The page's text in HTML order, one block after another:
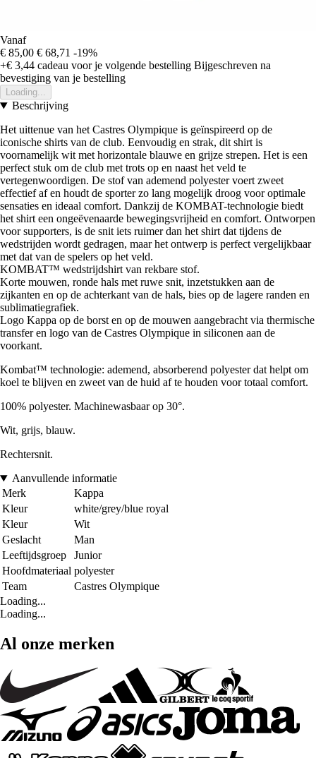
Vanaf
€ 85,00 € 68,71 -19%
+€ 3,44 cadeau voor je volgende bestelling Bijgeschreven na
bevestiging van je bestelling
Loading...
Beschrijving
Het uittenue van het Castres Olympique is geïnspireerd op de
iconische shirts van de club. Eenvoudig en strak, dit shirt is
voornamelijk wit met horizontale blauwe en grijze strepen. Het is een
perfect stuk om de club met trots op en naast het veld te
vertegenwoordigen. De stof van ademend polyester voert zweet
effectief af en houdt de sporter zo lang mogelijk droog voor optimale
sensaties en ideaal comfort. Dankzij de KOMBAT-technologie biedt
het shirt een ongeëvenaarde bewegingsvrijheid en comfort. Ontworpen
voor supporters, is de snit iets ruimer dan het shirt dat tijdens de
wedstrijden wordt gedragen, maar het ontwerp is perfect vergelijkbaar
met dat van de spelers op het veld.
KOMBAT™ wedstrijdshirt van rekbare stof.
Korte mouwen, ronde hals met ruwe snit, inzetstukken aan de
zijkanten en op de achterkant van de hals, bies op de lagere randen en
sublimatiegrafiek.
Logo Kappa op de borst en op de mouwen aangebracht via thermische
transfer en logo van de Castres Olympique in siliconen aan de
voorkant.
Kombat™ technologie: ademend, absorberend polyester dat helpt om
koel te blijven en zweet van de huid af te houden voor totaal comfort.
100% polyester. Machinewasbaar op 30°.
Wit, grijs, blauw.
Rechtersnit.
Aanvullende informatie
Merk
Kappa
Kleur
white/grey/blue royal
Kleur
Wit
Geslacht
Man
Leeftijdsgroep
Junior
Hoofdmateriaal polyester
Team
Castres Olympique
Loading...
Loading...
Al onze merken